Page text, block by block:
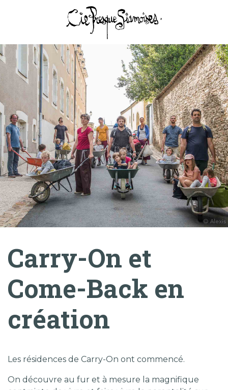
Compagnie Presque Siamoises
Carry-On et
Come-Back en
création
Les résidences de Carry-On ont commencé.
On découvre au fur et à mesure la magnifique